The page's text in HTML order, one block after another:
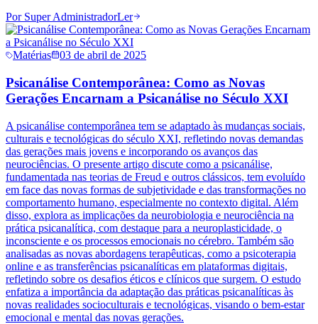
Por Super AdministradorLer
Matérias 03 de abril de 2025
Psicanálise Contemporânea: Como as Novas
Gerações Encarnam a Psicanálise no Século XXI
A psicanálise contemporânea tem se adaptado às mudanças sociais,
culturais e tecnológicas do século XXI, refletindo novas demandas
das gerações mais jovens e incorporando os avanços das
neurociências. O presente artigo discute como a psicanálise,
fundamentada nas teorias de Freud e outros clássicos, tem evoluído
em face das novas formas de subjetividade e das transformações no
comportamento humano, especialmente no contexto digital. Além
disso, explora as implicações da neurobiologia e neurociência na
prática psicanalítica, com destaque para a neuroplasticidade, o
inconsciente e os processos emocionais no cérebro. Também são
analisadas as novas abordagens terapêuticas, como a psicoterapia
online e as transferências psicanalíticas em plataformas digitais,
refletindo sobre os desafios éticos e clínicos que surgem. O estudo
enfatiza a importância da adaptação das práticas psicanalíticas às
novas realidades socioculturais e tecnológicas, visando o bem-estar
emocional e mental das novas gerações.